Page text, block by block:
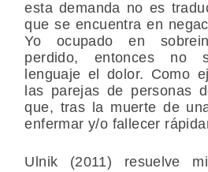
esta demanda no es
que se encuentra en
Yo ocupado en
perdido, entonces no
lenguaje el dolor. Como
las parejas de personas
que, tras la muerte de
enfermar y/o fallecer
Ulnik (2011) resuelve